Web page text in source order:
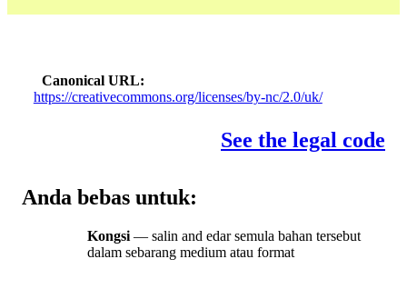
Canonical URL
https://creativecommons.org/licenses/by-nc/2.0/uk/
See the legal code
Anda bebas untuk:
Kongsi — salin and edar semula bahan tersebut
dalam sebarang medium atau format